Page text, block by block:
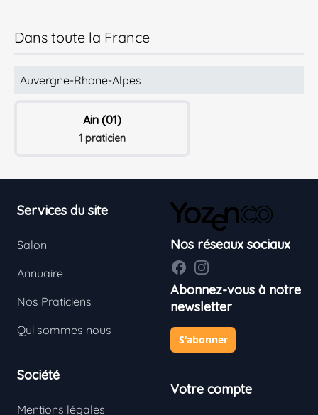
Dans toute la France
Auvergne-Rhone-Alpes
Ain (01)
1 praticien
Services du site
Salon
Annuaire
Nos Praticiens
Qui sommes nous
Société
Mentions légales
Nos réseaux sociaux
FacebookInstagram
Abonnez-vous à notre
newsletter
S'abonner
Votre compte